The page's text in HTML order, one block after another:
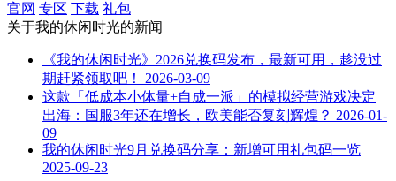
官网 专区 下载 礼包
关于我的休闲时光的新闻
《我的休闲时光》2026兑换码发布，最新可用，趁没过
期赶紧领取吧！
2026-03-09
这款「低成本小体量+自成一派」的模拟经营游戏决定
出海：国服3年还在增长，欧美能否复刻辉煌？ 2026-01-
09
我的休闲时光9月兑换码分享：新增可用礼包码一览
2025-09-23